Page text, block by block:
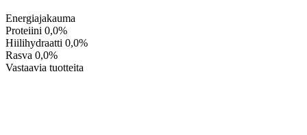
Energiajakauma
Proteiini 0,0%
Hiilihydraatti 0,0%
Rasva 0,0%
Vastaavia tuotteita